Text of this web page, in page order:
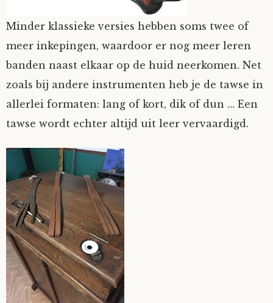
Spelletjes
Ben Hands-on
Bill-A-Cook
Clarity
Diderod
Faith
Fioontje
Gralin
Verhalen van Anne en Bill
Anne
Bill
Interactieve verhalen
Minder klassieke versies hebben soms twee of
meer inkepingen, waardoor er nog meer leren
banden naast elkaar op de huid neerkomen. Net
zoals bij andere instrumenten heb je de tawse in
allerlei formaten: lang of kort, dik of dun … Een
tawse wordt echter altijd uit leer vervaardigd.